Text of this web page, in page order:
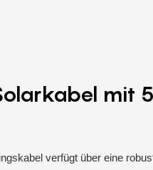
mit 5
verfügt über eine